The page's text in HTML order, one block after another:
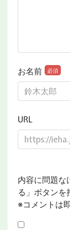
お名前 必須
URL
内容に問題な
る」ボタンを
※コメントは